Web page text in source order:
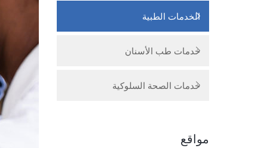
الخدمات الطبية
خدمات طب الأسنان
خدمات الصحة السلوكية
مواقع